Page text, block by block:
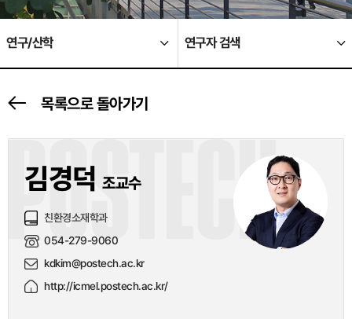
연구/산학 연구자 검색
목록으로 돌아가기
POSTECH
김경덕 조교수
친환경소재학과
054-279-9060
kdkim@postech.ac.kr
http://icmel.postech.ac.kr/